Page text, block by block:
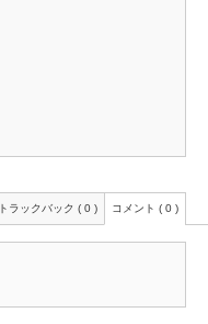
トラックバック ( 0 ) コメント ( 0 )